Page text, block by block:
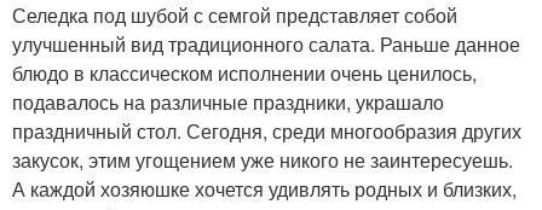
Селедка под шубой с семгой представляет собой
улучшенный вид традиционного салата. Раньше данное
блюдо в классическом исполнении очень ценилось,
подавалось на различные праздники, украшало
праздничный стол. Сегодня, среди многообразия других
закусок, этим угощением уже никого не заинтересуешь.
А каждой хозяюшке хочется удивлять родных и близких,